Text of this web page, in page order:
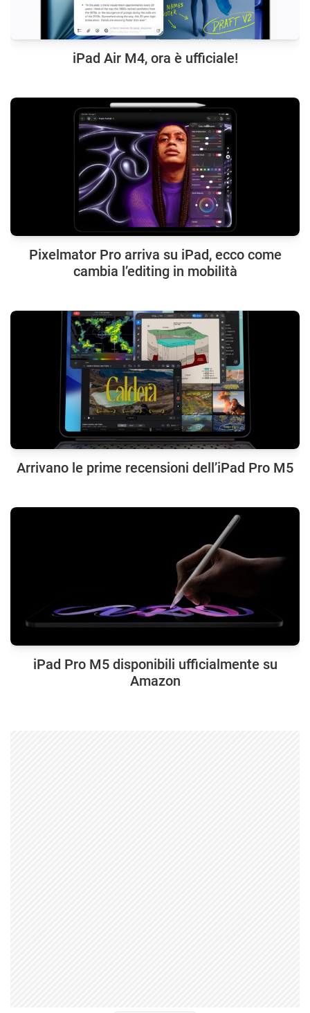
iPad Air M4, ora è ufficiale!
Pixelmator Pro arriva su iPad, ecco come
cambia l’editing in mobilità
Arrivano le prime recensioni dell’iPad Pro M5
iPad Pro M5 disponibili ufficialmente su
Amazon